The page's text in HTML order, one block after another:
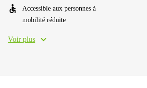
Accessible aux personnes à
mobilité réduite
Voir plus